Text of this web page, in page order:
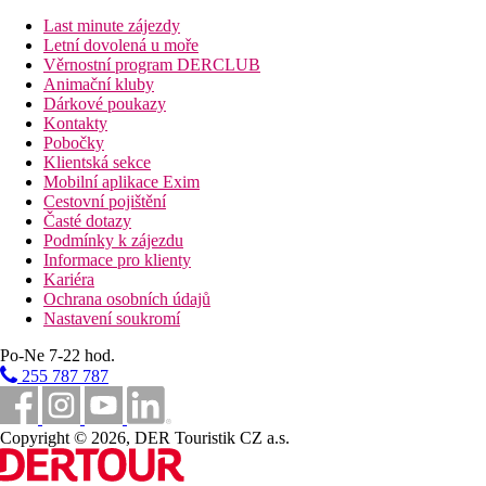
Stravování
Bez stravování.
Sportovní nabídka
Za poplatek:biliár
Děti
Oddělená část bazénu, hřiště, dětská postýlka zdarma (na
vyžádání).
Pro handicapované
K dispozici několik pokojů pro handicapované klienty (na
vyžádání dle konkrétních požadavků klienta).
Internet
Web
https://www.dias-stalis.gr
Oficiální kategorie
4 hvězdičky
Last minute zájezdy
Letní dovolená u moře
Věrnostní program DERCLUB
Animační kluby
Dárkové poukazy
Kontakty
Pobočky
Klientská sekce
Mobilní aplikace Exim
Cestovní pojištění
Časté dotazy
Podmínky k zájezdu
Informace pro klienty
Kariéra
Ochrana osobních údajů
Nastavení soukromí
Po-Ne 7-22 hod.
255 787 787
Copyright © 2026, DER Touristik CZ a.s.